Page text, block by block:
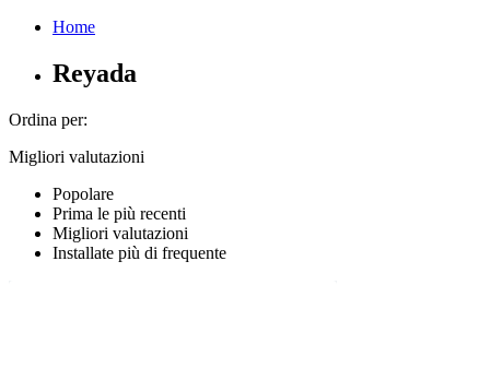
Home
Reyada
Ordina per:
Migliori valutazioni
Popolare
Prima le più recenti
Migliori valutazioni
Installate più di frequente